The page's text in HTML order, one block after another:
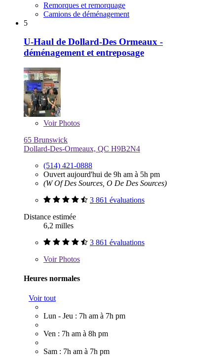
Remorques et remorquage
Camions de déménagement
5
U-Haul de Dollard-Des Ormeaux -
déménagement et entreposage
VoirPhotos
65 Brunswick
Dollard-Des-Ormeaux, QC H9B2N4
(514) 421-0888
Ouvert aujourd'hui de 9h am à 5h pm
(W Of Des Sources, O De Des Sources)
3 861 évaluations
Distance estimée
6,2 milles
3 861 évaluations
VoirPhotos
Heures normales
Voir tout
Lun - Jeu : 7h am à 7h pm
Ven : 7h am à 8h pm
Sam : 7h am à 7h pm